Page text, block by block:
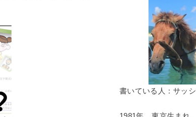
書いている人：サッシ